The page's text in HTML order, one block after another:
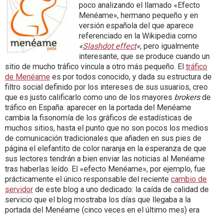
poco analizando el llamado «Efecto
Menéame», hermano pequeño y en
versión española del que aparece
referenciado en la Wikipedia como
«Slashdot effect«, pero igualmente
interesante, que se produce cuando un
sitio de mucho tráfico vincula a otro más pequeño. El tráfico
de Menéame es por todos conocido, y dada su estructura de
filtro social definido por los intereses de sus usuarios, creo
que es justo calificarlo como uno de los mayores brokersde
tráfico en España: aparecer en la portada del Menéame
cambia la fisonomía de los gráficos de estadísticas de
muchos sitios, hasta el punto que no son pocos los medios
de comunicación tradicionales que añaden en sus pies de
página el elefantito de color naranja en la esperanza de que
sus lectores tendrán a bien enviar las noticias al Menéame
tras haberlas leído. El «efecto Menéame», por ejemplo, fue
prácticamente el único responsable del reciente cambio de
servidor de este blog a uno dedicado: la caída de calidad de
servicio que el blog mostraba los días que llegaba a la
portada del Menéame (cinco veces en el último mes) era